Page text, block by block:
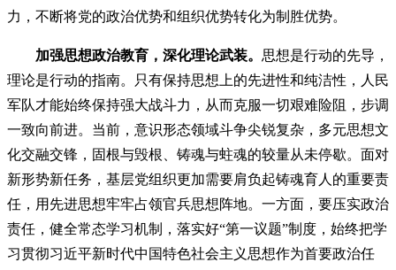
力，不断将党的政治优势和组织优势转化为制胜优势。
加强思想政治教育，深化理论武装。 思想是行动的先导，
理论是行动的指南。只有保持思想上的先进性和纯洁性，人民
军队才能始终保持强大战斗力，从而克服一切艰难险阻，步调
一致向前进。当前，意识形态领域斗争尖锐复杂，多元思想文
化交融交锋，固根与毁根、铸魂与蛀魂的较量从未停歇。面对
新形势新任务，基层党组织更加需要肩负起铸魂育人的重要责
任，用先进思想牢牢占领官兵思想阵地。一方面，要压实政治
责任，健全常态学习机制，落实好“第一议题”制度，始终把学
习贯彻习近平新时代中国特色社会主义思想作为首要政治任